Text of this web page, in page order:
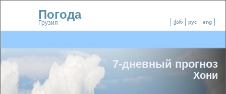
ქარ рус eng
Погода
Грузия
7-дневный прогноз
Хони